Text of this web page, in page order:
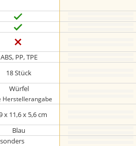
ABS, PP, TPE
18 Stück
Würfel
Herstellerangabe
x 11,6 x 5,6 cm
Blau